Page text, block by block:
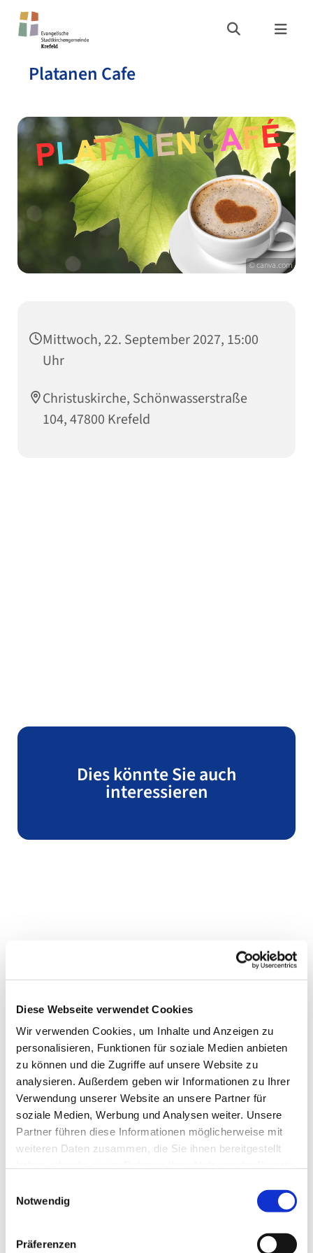
Diese Webseite verwendet Cookies
Wir verwenden Cookies, um Inhalte und Anzeigen zu
personalisieren, Funktionen für soziale Medien anbieten
zu können und die Zugriffe auf unsere Website zu
analysieren. Außerdem geben wir Informationen zu Ihrer
Verwendung unserer Website an unsere Partner für
soziale Medien, Werbung und Analysen weiter. Unsere
Partner führen diese Informationen möglicherweise mit
weiteren Daten zusammen, die Sie ihnen bereitgestellt
Notwendig
Präferenzen
Platanen Cafe
© canva.com
Mittwoch, 22. September 2027, 15:00
Uhr
Christuskirche, Schönwasserstraße
104, 47800 Krefeld
Dies könnte Sie auch
interessieren
Gemeindebrief